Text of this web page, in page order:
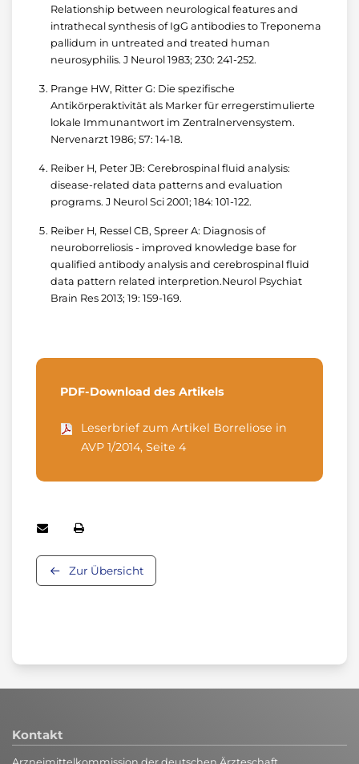
Relationship between neurological features and
intrathecal synthesis of IgG antibodies to Treponema
pallidum in untreated and treated human
neurosyphilis. J Neurol 1983; 230: 241-252.
Prange HW, Ritter G: Die spezifische
Antikörperaktivität als Marker für erregerstimulierte
lokale Immunantwort im Zentralnervensystem.
Nervenarzt 1986; 57: 14-18.
Reiber H, Peter JB: Cerebrospinal fluid analysis:
disease-related data patterns and evaluation
programs. J Neurol Sci 2001; 184: 101-122.
Reiber H, Ressel CB, Spreer A: Diagnosis of
neuroborreliosis - improved knowledge base for
qualified antibody analysis and cerebrospinal fluid
data pattern related interpretion.Neurol Psychiat
Brain Res 2013; 19: 159-169.
PDF-Download des Artikels
Leserbrief zum Artikel Borreliose in
AVP 1/2014, Seite 4
Zur Übersicht
Kontakt